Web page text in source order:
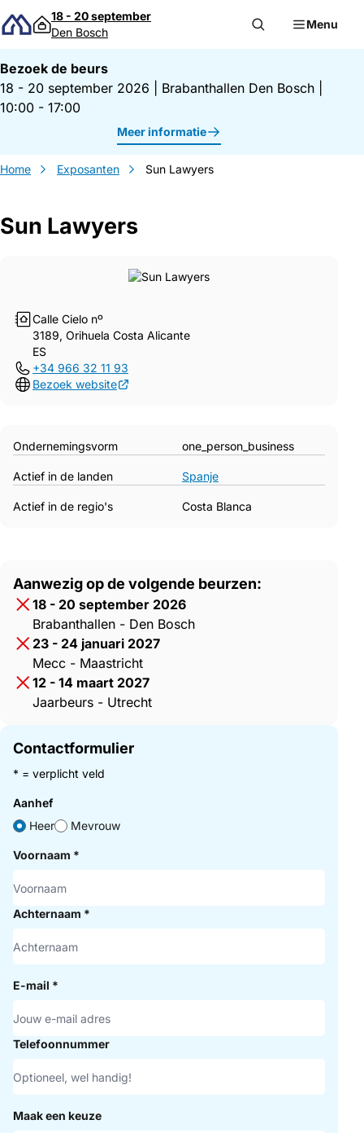
Direct naar inhoud
18 - 20 september
Den Bosch
Menu
Bezoek de beurs
18 - 20 september 2026
Brabanthallen Den Bosch
10:00 - 17:00
Meer informatie
Home Exposanten Sun Lawyers
Sun Lawyers
Calle Cielo nº
3189, Orihuela Costa Alicante
ES
+34 966 32 11 93
Bezoek website
Gegevens Sun Lawyers
Ondernemingsvorm one_person_business
Actief in de landen Spanje
Actief in de regio's Costa Blanca
Aanwezig op de volgende beurzen:
18 - 20 september 2026
Brabanthallen - Den Bosch
23 - 24 januari 2027
Mecc - Maastricht
12 - 14 maart 2027
Jaarbeurs - Utrecht
Contactformulier
* = verplicht veld
Aanhef
Heer
Mevrouw
Voornaam *
Achternaam *
E-mail *
Telefoonnummer
Maak een keuze